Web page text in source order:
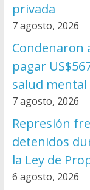
privada
7 agosto, 2026
Condenaron
pagar
salud
7 agosto, 2026
Represión
detenidos
la Ley de
6 agosto, 2026